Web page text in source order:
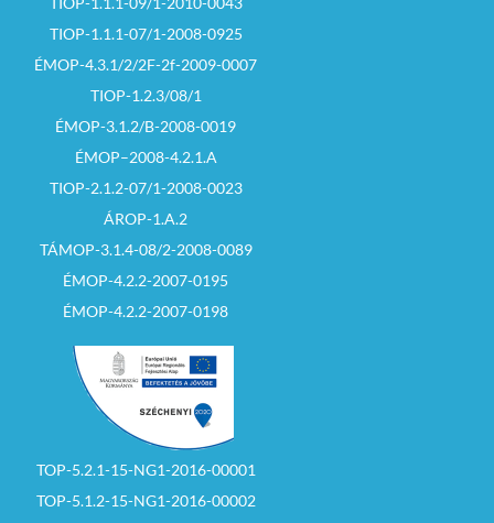
TIOP-1.1.1-07/1-2008-0925
ÉMOP-4.3.1/2/2F-2f-2009-0007
TIOP-1.2.3/08/1
ÉMOP-3.1.2/B-2008-0019
ÉMOP–2008-4.2.1.A
TIOP-2.1.2-07/1-2008-0023
ÁROP-1.A.2
TÁMOP-3.1.4-08/2-2008-0089
ÉMOP-4.2.2-2007-0195
ÉMOP-4.2.2-2007-0198
TOP-5.2.1-15-NG1-2016-00001
TOP-5.1.2-15-NG1-2016-00002